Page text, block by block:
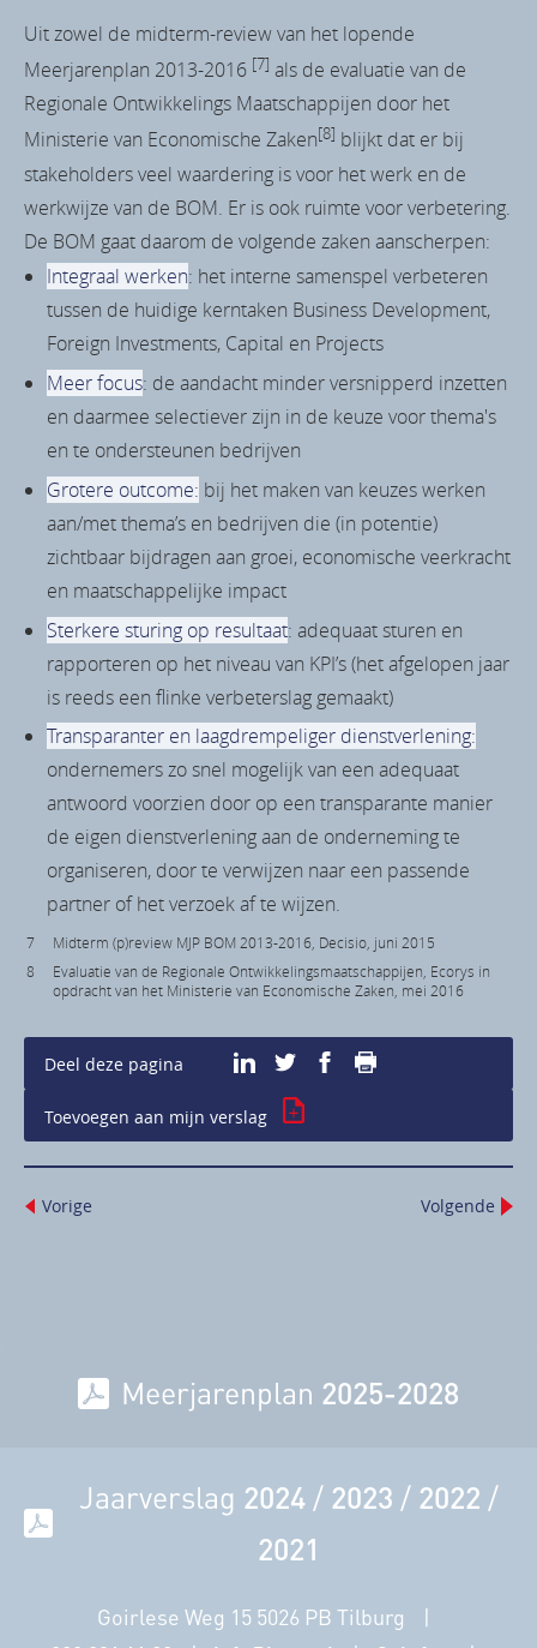
Uit zowel de midterm-review van het lopende
Meerjarenplan 2013-2016 [7] als de evaluatie van de
Regionale Ontwikkelings Maatschappijen door het
Ministerie van Economische Zaken[8] blijkt dat er bij
stakeholders veel waardering is voor het werk en de
werkwijze van de BOM. Er is ook ruimte voor verbetering.
De BOM gaat daarom de volgende zaken aanscherpen:
Integraal werken: het interne samenspel verbeteren
tussen de huidige kerntaken Business Development,
Foreign Investments, Capital en Projects
Meer focus: de aandacht minder versnipperd inzetten
en daarmee selectiever zijn in de keuze voor thema's
en te ondersteunen bedrijven
Grotere outcome: bij het maken van keuzes werken
aan/met thema’s en bedrijven die (in potentie)
zichtbaar bijdragen aan groei, economische veerkracht
en maatschappelijke impact
Sterkere sturing op resultaat: adequaat sturen en
rapporteren op het niveau van KPI’s (het afgelopen jaar
is reeds een flinke verbeterslag gemaakt)
Transparanter en laagdrempeliger dienstverlening:
ondernemers zo snel mogelijk van een adequaat
antwoord voorzien door op een transparante manier
de eigen dienstverlening aan de onderneming te
organiseren, door te verwijzen naar een passende
partner of het verzoek af te wijzen.
7
Midterm (p)review MJP BOM 2013-2016, Decisio, juni 2015
8
Evaluatie van de Regionale Ontwikkelingsmaatschappijen, Ecorys in
opdracht van het Ministerie van Economische Zaken, mei 2016
Deel deze pagina
Toevoegen aan mijn verslag
Vorige Volgende
Meerjarenplan 2025-2028
Jaarverslag 2024/ 2023 / 2022 /
2021
Goirlese Weg 15 5026 PB Tilburg